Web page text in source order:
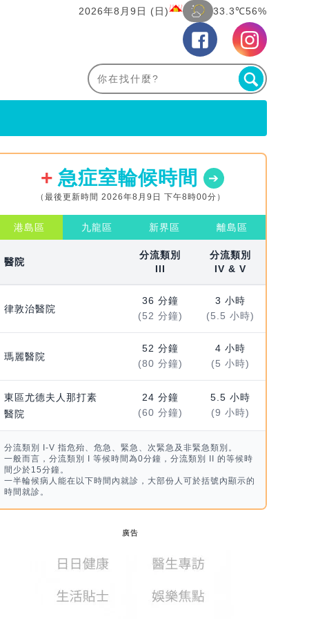
2026年8月9日 (日) 33.3℃56%
急症室輪候時間
（最後更新時間 2026年8月9日 下午8時00分）
港島區 九龍區 新界區 離島區
醫院
分流類別
III
分流類別
IV & V
律敦治醫院
36 分鐘
(52 分鐘)
3 小時
(5.5 小時)
瑪麗醫院
52 分鐘
(80 分鐘)
4 小時
(5 小時)
東區尤德夫人那打素
醫院
24 分鐘
(60 分鐘)
5.5 小時
(9 小時)
分流類別 I-V 指危殆、危急、緊急、次緊急及非緊急類別。
一般而言，分流類別 I 等候時間為0分鐘，分流類別 II 的等候時
間少於15分鐘。
一半輪候病人能在以下時間內就診，大部份人可於括號內顯示的
時間就診。
廣告